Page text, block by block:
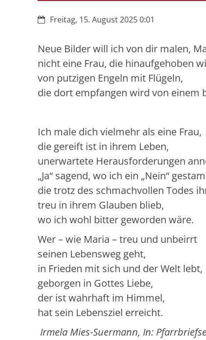
Datum:Freitag, 15. August 2025 0:01
Neue Bilder will ich von dir malen,
nicht eine Frau, die hinaufgehoben
von putzigen Engeln mit Flügeln,
die dort empfangen wird von einem
Ich male dich vielmehr als eine Frau,
die gereift ist in ihrem Leben,
unerwartete Herausforderungen
„Ja“ sagend, wo ich ein „Nein“
die trotz des schmachvollen Todes
treu in ihrem Glauben blieb,
wo ich wohl bitter geworden wäre.
Wer – wie Maria – treu und unbeirrt
seinen Lebensweg geht,
in Frieden mit sich und der Welt lebt,
geborgen in Gottes Liebe,
der ist wahrhaft im Himmel,
hat sein Lebensziel erreicht.
Irmela Mies-Suermann, In: